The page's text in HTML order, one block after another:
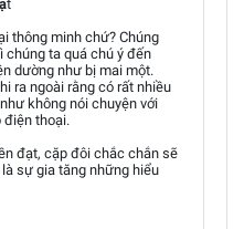
t
thông minh chứ? Chúng
chúng ta quá chú ý đến
dường như bị mai một.
ra ngoài rằng có rất nhiều
không nói chuyện với
điện thoại.
đạt, cặp đôi chắc chắn sẽ
sự gia tăng những hiểu